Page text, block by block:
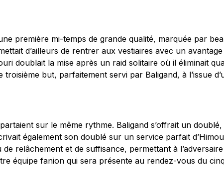
première mi-temps de grande qualité, marquée par
d’ailleurs de rentrer aux vestiaires avec un avantage
doublait la mise après un raid solitaire où il éliminait
but, parfaitement servi par Baligand, à l’issue
sur le même rythme. Baligand s’offrait un
également son doublé sur un service parfait
relâchement et de suffisance, permettant à
équipe fanion qui sera présente au rendez-vous du